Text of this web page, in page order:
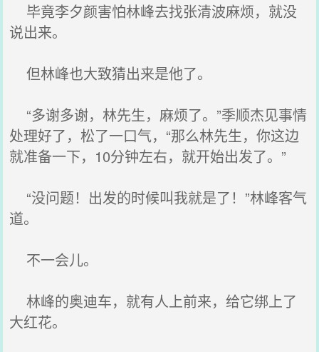
毕竟李夕颜害怕林峰去找张清波麻烦，就没
说出来。
但林峰也大致猜出来是他了。
“多谢多谢，林先生，麻烦了。”季顺杰见事情
处理好了，松了一口气，“那么林先生，你这边
就准备一下，10分钟左右，就开始出发了。”
“没问题！出发的时候叫我就是了！”林峰客气
道。
不一会儿。
林峰的奥迪车，就有人上前来，给它绑上了
大红花。